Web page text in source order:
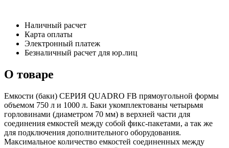
Наличный расчет
Карта оплаты
Электронный платеж
Безналичный расчет для юр.лиц
О товаре
Емкости (баки) СЕРИЯ QUADRO FB прямоугольной формы
объемом 750 л и 1000 л. Баки укомплектованы четырьмя
горловинами (диаметром 70 мм) в верхней части для
соединения емкостей между собой фикс-пакетами, а так же
для подключения дополнительного оборудования.
Максимальное количество емкостей соединенных между